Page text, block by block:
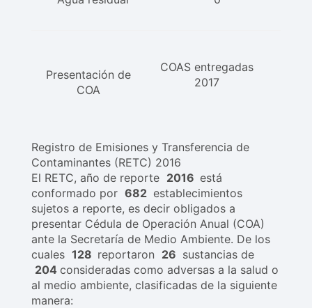
Presentación de
COA
COAS entregadas
2017
Registro de Emisiones y Transferencia de
Contaminantes (RETC) 2016
El RETC, año de reporte 2016 está
conformado por 682 establecimientos
sujetos a reporte, es decir obligados a
presentar Cédula de Operación Anual (COA)
ante la Secretaría de Medio Ambiente. De los
cuales 128 reportaron 26 sustancias de
204 consideradas como adversas a la salud o
al medio ambiente, clasificadas de la siguiente
manera: